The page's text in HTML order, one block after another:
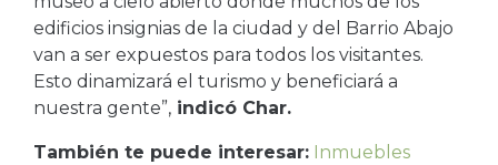
edificios insignias de la ciudad y del Barrio Abajo
van a ser expuestos para todos los visitantes.
Esto dinamizará el turismo y beneficiará a
nuestra gente”, indicó Char.
También te puede interesar: Inmuebles